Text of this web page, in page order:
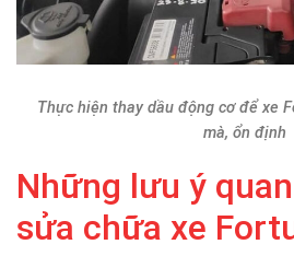
Thực hiện thay dầu động cơ để xe
mà, ổn định
Những lưu ý
sửa chữa xe